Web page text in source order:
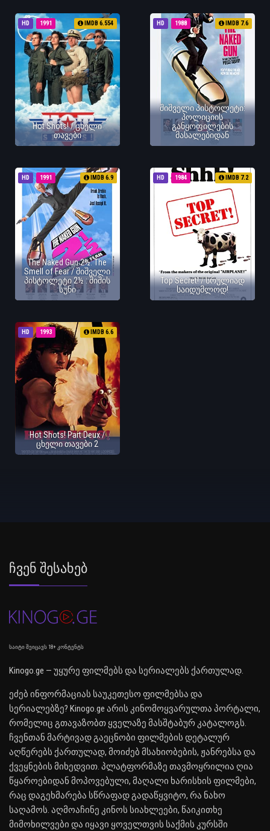
HD 1991 IMDB 6.554
Hot Shots! / ცხელი
თავები
HD 1988 IMDB 7.6
შიშველი პისტოლეტი:
პოლიციის
განყოფილების
მასალებიდან
HD 1991 IMDB 6.9
The Naked Gun 2½: The
Smell of Fear / შიშველი
პისტოლეტი 2½ : შიშის
სუნი
HD 1984 IMDB 7.2
Top Secret! / სრულიად
საიდუმლოდ!
HD 1993 IMDB 6.6
Hot Shots! Part Deux /
ცხელი თავები 2
Ჩვენ Შესახებ
საიტი შეიცავს 18+ კონტენტს
Kinogo.ge — უყურე ფილმებს და სერიალებს ქართულად.
ეძებ ინფორმაციას საუკეთესო ფილმებსა და
სერიალებზე? Kinogo.ge არის კინომოყვარულთა პორტალი,
რომელიც გთავაზობთ ყველაზე მასშტაბურ კატალოგს.
ჩვენთან მარტივად გაეცნობი ფილმების დეტალურ
აღწერებს ქართულად, მოიძებ მსახიობების, ჟანრებსა და
ქვეყნების მიხედვით. პლატფორმაზე თავმოყრილია ღია
წყაროებიდან მოპოვებული, მაღალი ხარისხის ფილმები,
რაც დაგეხმარება სწრაფად გადაწყვიტო, რა ნახო
საღამოს. აღმოაჩინე კინოს სიახლეები, წაიკითხე
მიმოხილვები და იყავი ყოველთვის საქმის კურსში